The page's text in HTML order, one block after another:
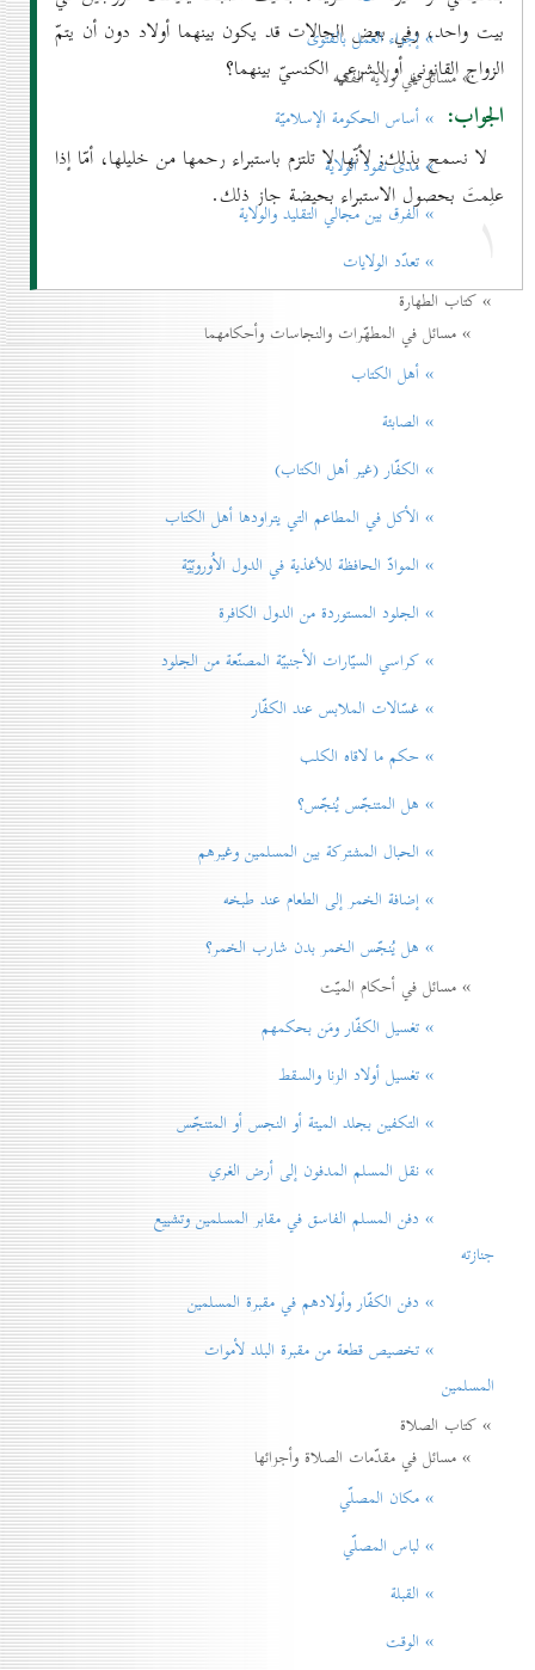
بيت واحد، وفي بعض الحالات قد يكون بينهما أولاد دون أن يتمّ
الزواج القانوني أو الشرعي الكنسيّ بينهما؟
الجواب:
لا نسمح بذلك; لأنّها لا تلتزم باستبراء رحمها من خليلها، أمّا إذا
علِمتَ بحصول الاستبراء بحيضة جاز ذلك.
۱
» إجزاء العمل بالفتوی
» مسائل في ولاية الفقيه
» أساس الحكومة الإسلاميّة
» مدی نفوذ الولاية
» الفرق بين مجالي التقليد والولاية
» تعدّد الولايات
» كتاب الطهارة
» مسائل في المطهّرات والنجاسات وأحكامهما
» أهل الكتاب
» الصابئة
» الكفّار (غير أهل الكتاب)
» الأكل في المطاعم التي يتراودها أهل الكتاب
» الموادّ الحافظة للأغذية في الدول الاُوروبّيّة
» الجلود المستوردة من الدول الكافرة
» كراسي السيّارات الأجنبيّة المصنّعة من الجلود
» غسّالات الملابس عند الكفّار
» حكم ما لاقاه الكلب
» هل المتنجّس يُنجّس؟
» الحبال المشتركة بين المسلمين وغيرهم
» إضافة الخمر إلی الطعام عند طبخه
» هل يُنجّس الخمر بدن شارب الخمر؟
» مسائل في أحكام الميّت
» تغسيل الكفّار ومَن بحكمهم
» تغسيل أولاد الزنا والسقط
» التكفين بجلد الميتة أو النجس أو المتنجّس
» نقل المسلم المدفون إلی أرض الغري
» دفن المسلم الفاسق في مقابر المسلمين وتشييع
جنازته
» دفن الكفّار وأولادهم في مقبرة المسلمين
» تخصيص قطعة من مقبرة البلد لأموات
المسلمين
» كتاب الصلاة
» مسائل في مقدّمات الصلاة وأجزائها
» مكان المصلّي
» لباس المصلّي
» القبلة
» الوقت